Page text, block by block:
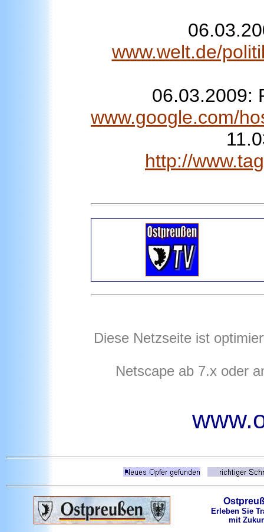
www.welt.de/
06.03.2009:
www.google.com/
http://
Diese Netzseite ist
Netscape ab 7.x oder
Erleben Sie
mit